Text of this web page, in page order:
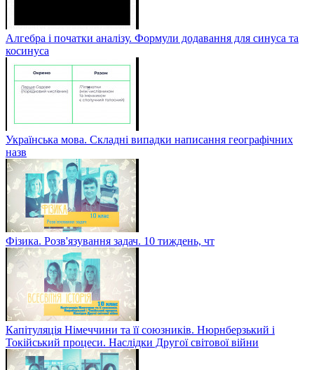
Алгебра і початки аналізу. Формули додавання для синуса та
косинуса
Українська мова. Складні випадки написання географічних
назв
Фізика. Розв'язування задач. 10 тиждень, чт
Капітуляція Німеччини та її союзників. Нюрнберзький і
Токійський процеси. Наслідки Другої світової війни